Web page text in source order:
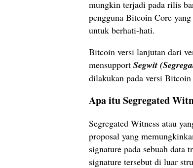
mungkin terjadi pada rilis
pengguna Bitcoin Core
untuk berhati-hati.
Bitcoin versi lanjutan dari
mensupport Segwit
dilakukan pada versi
Apa itu Segregated
Segregated Witness atau
proposal yang
signature pada sebuah data
signature tersebut di luar